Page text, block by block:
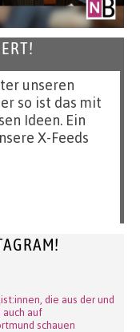
unseren
so ist das mit
Ideen. Ein
X-Feeds
die aus der und
auf
schauen